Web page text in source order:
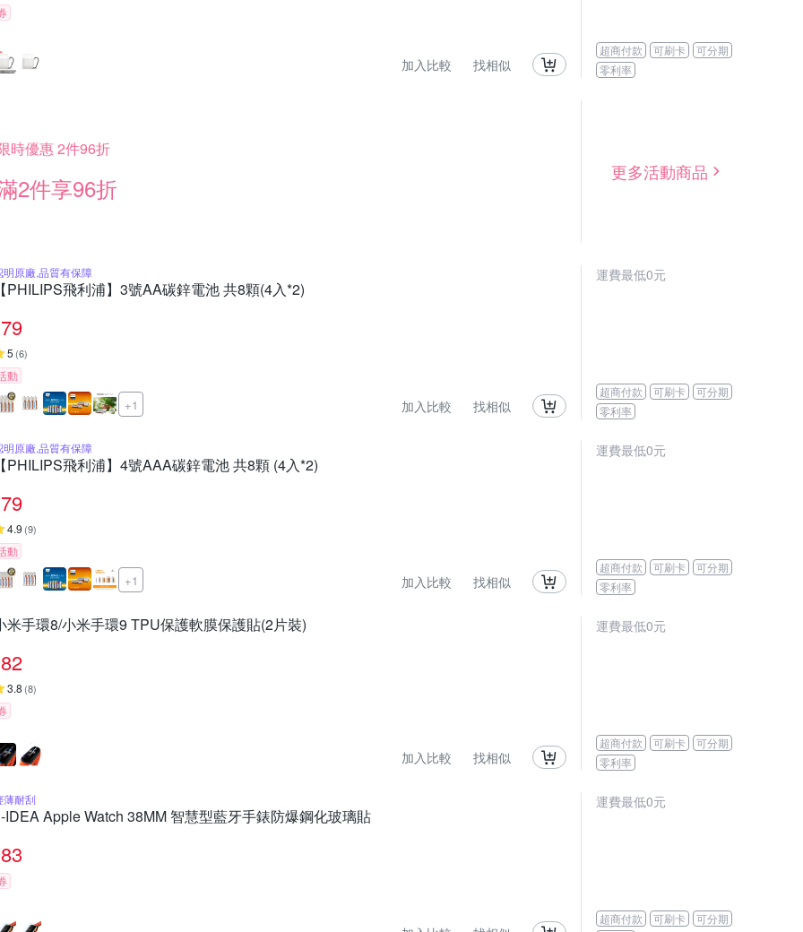
加入比較 找相似
超商付款 可刷卡
可分期
零利率
時優惠 2件96折
2件享96折
更多活動商品
明原廠,品質有保障
PHILIPS飛利浦】3號AA碳鋅電池 共8顆(4入*2)
79
5 (6)
動
+1 加入比較 找相似
運費最低0元
超商付款 可刷卡
可分期
零利率
明原廠,品質有保障
PHILIPS飛利浦】4號AAA碳鋅電池 共8顆 (4入*2)
79
4.9 (9)
動
+1 加入比較 找相似
運費最低0元
超商付款 可刷卡
可分期
零利率
米手環8/小米手環9 TPU保護軟膜保護貼(2片裝)
82
3.8 (8)
加入比較 找相似
運費最低0元
超商付款 可刷卡
可分期
零利率
薄耐刮
IDEA Apple Watch 38MM 智慧型藍牙手錶防爆鋼化玻璃貼
83
運費最低0元
超商付款 可刷卡
可分期